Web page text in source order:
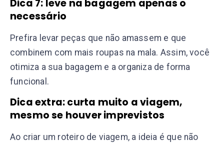
Dica 7: leve na bagagem apenas o
necessário
Prefira levar peças que não amassem e que
combinem com mais roupas na mala. Assim, você
otimiza a sua bagagem e a organiza de forma
funcional.
Dica extra: curta muito a viagem,
mesmo se houver imprevistos
Ao criar um roteiro de viagem, a ideia é que não